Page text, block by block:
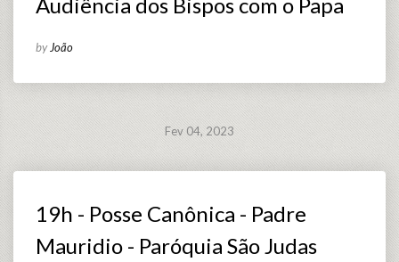
by João
Fev 04, 2023
19h - Posse Canônica - Padre
Mauridio - Paróquia São Judas